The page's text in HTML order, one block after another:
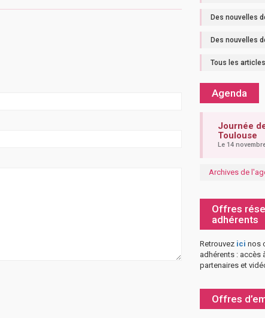
Des nouvelles
Des nouvelles
Tous les articles
Agenda
Journée
Toulouse
Le 14
Archives de
Offres
adhérents
Retrouvez ici nos
adhérents : accès
partenaires et
Offres